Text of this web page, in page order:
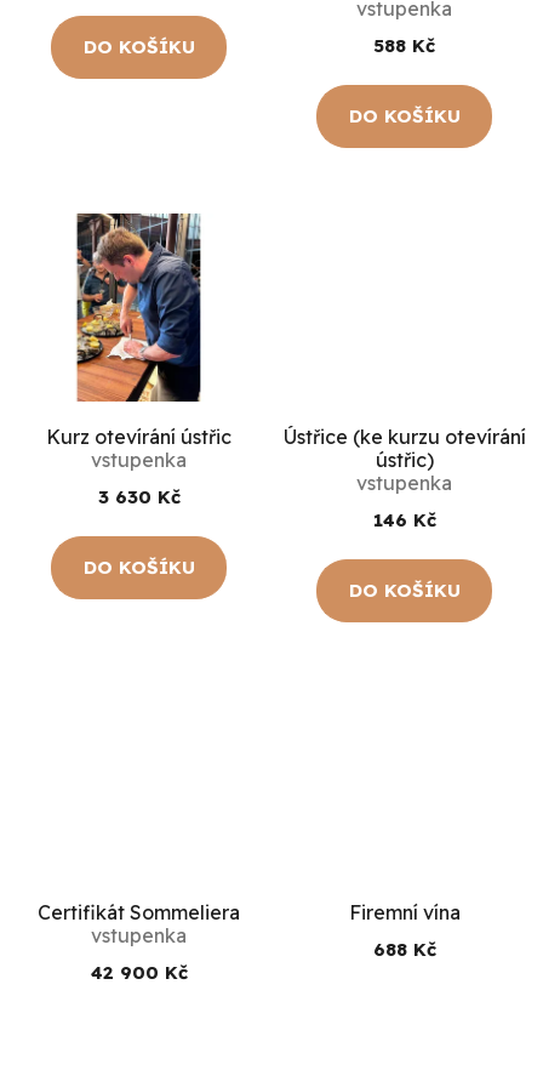
DO KOŠÍKU
vstupenka
588 Kč
DO KOŠÍKU
Kurz otevírání ústřic
vstupenka
3 630 Kč
DO KOŠÍKU
Ústřice (ke kurzu otevírání
ústřic)
vstupenka
146 Kč
DO KOŠÍKU
Certifikát Sommeliera
vstupenka
42 900 Kč
Firemní vína
688 Kč